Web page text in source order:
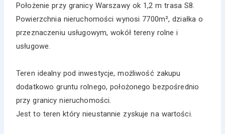
Położenie przy granicy Warszawy ok 1,2 m trasa S8.
Powierzchnia nieruchomości wynosi 7700m², działka o
przeznaczeniu usługowym, wokół tereny rolne i
usługowe.
Teren idealny pod inwestycje, możliwość zakupu
dodatkowo gruntu rolnego, położonego bezpośrednio
przy granicy nieruchomości.
Jest to teren który nieustannie zyskuje na wartości.